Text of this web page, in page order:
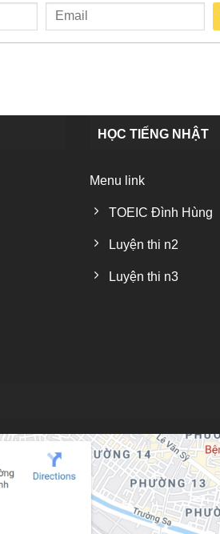
HỌC TIẾNG NHẬT
Menu link
TOEIC Đình Hùng
Luyện thi n2
Luyện thi n3